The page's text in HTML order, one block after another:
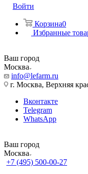
Войти
Корзина0
Избранные
Ваш город
Москва
info@lefarm.ru
г. Москва, Верхняя
Вконтакте
Telegram
WhatsApp
Ваш город
Москва
+7 (495) 500-00-27